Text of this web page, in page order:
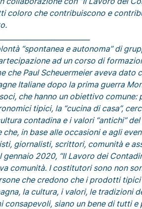
coloro che contribuiscono e
“spontanea e autonoma” di
ad un corso di
che Paul Scheuermeier aveva dato
Italiane dopo la prima guerra
che hanno un obiettivo comune:
tipici, la “cucina di casa”,
contadina e i valori “antichi” del
in base alle occasioni e agli
giornalisti, scrittori, comunità e
2020, “Il Lavoro dei
comunità. I costitutori sono non
che credono che i prodotti
la cultura, i valori, le tradizioni
consapevoli, siano un bene di tutti